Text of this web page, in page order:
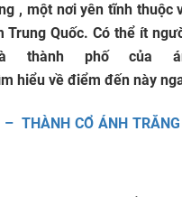
, một nơi yên tĩnh thuộc
Quốc. Có thể ít
thành phố của
hiểu về điểm đến này
THÀNH CỔ ÁNH